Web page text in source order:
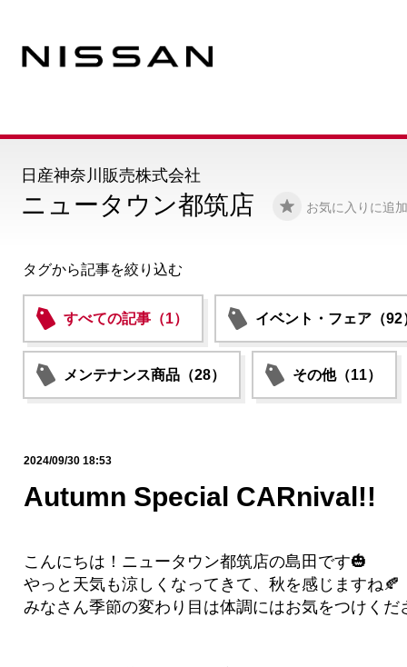
ニュータウン都筑店 お気に入りに追加
日産神奈川販売株式会社
タグから記事を絞り込む
すべての記事（1） イベント・フェア（92
メンテナンス商品（28） その他（11）
2024/09/30 18:53
Autumn Special CARnival!!
こんにちは！ニュータウン都筑店の島田です🎃
やっと天気も涼しくなってきて、秋を感じますね🍂
みなさん季節の変わり目は体調にはお気をつけくだ